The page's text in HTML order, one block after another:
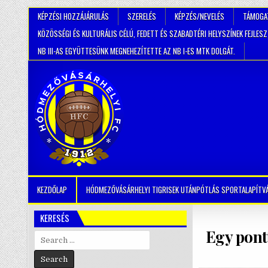
KÉPZÉSI HOZZÁJÁRULÁS SZERELÉS KÉPZÉS/NEVELÉS
KÖZÖSSÉGI ÉS KULTURÁLIS CÉLÚ, FEDETT ÉS SZABADTÉRI HELYSZÍNEK
NB III-AS EGYÜTTESÜNK MEGNEHEZÍTETTE AZ NB I-ES MTK DOLGÁT.
KEZDŐLAP HÓDMEZŐVÁSÁRHELYI TIGRISEK UTÁNPÓTLÁS
Egy
KERESÉS
Search
for: